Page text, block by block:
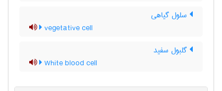
سلول گیاهی
vegetative cell
گلبول سفید
White blood cell